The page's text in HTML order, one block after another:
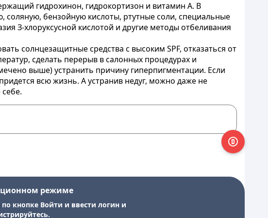
гидрохинон, гидрокортизон и витамин А. В
бензойную кислоты, ртутные соли, специальные
З-хлоруксусной кислотой и другие методы отбеливания
солнцезащитные средства с высоким SPF, отказаться от
сделать перерыв в салонных процедурах и
выше) устранить причину гиперпигментации. Если
всю жизнь. А устранив недуг, можно даже не
режиме
кнопке Войти и ввести логин и